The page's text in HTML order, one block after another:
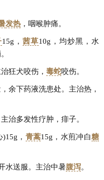
发热 ，咽喉肿痛。
15g， 茜草10g，均炒黑，水
狂犬咬伤， 毒蛇咬伤。
余下药液洗患处。主治热，
治多发性疗肿，痱子。
， 青蒿15g，水煎冲白糖
水送服。主治中暑腹泻。